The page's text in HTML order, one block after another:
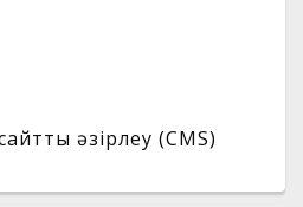
әзірлеу (CMS)